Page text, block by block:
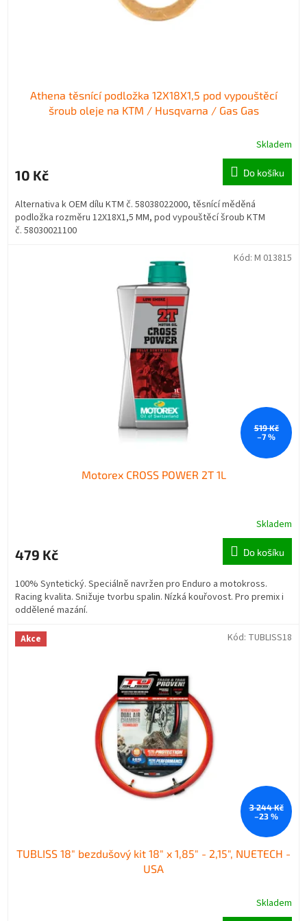
Athena těsnící podložka 12X18X1,5 pod vypouštěcí
šroub oleje na KTM / Husqvarna / Gas Gas
Skladem
10 Kč Do košíku
Alternativa k OEM dílu KTM č. 58038022000, těsnící měděná
podložka rozměru 12X18X1,5 MM, pod vypouštěcí šroub KTM
č. 58030021100
519 Kč
–7 %
Motorex CROSS POWER 2T 1L
Skladem
479 Kč Do košíku
100% Syntetický. Speciálně navržen pro Enduro a motokross.
Racing kvalita. Snižuje tvorbu spalin. Nízká kouřovost. Pro premix i
oddělené mazání.
Kód: M 013815
Akce
3 244 Kč
–23 %
TUBLISS 18" bezdušový kit 18" x 1,85" - 2,15", NUETECH -
USA
Skladem
Kód: TUBLISS18